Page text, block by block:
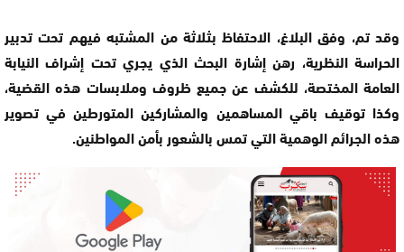
وقد تم، وفق البلاغ، الاحتفاظ بثلاثة من المشتبه فيهم تحت تدبير
الحراسة النظرية، رهن إشارة البحث الذي يجري تحت إشراف النيابة
العامة المختصة، للكشف عن جميع ظروف وملابسات هذه القضية،
وكذا توقيف باقي المساهمين والمشاركين المتورطين في تصوير
هذه الجرائم الوهمية التي تمس بالشعور بأمن المواطنين.